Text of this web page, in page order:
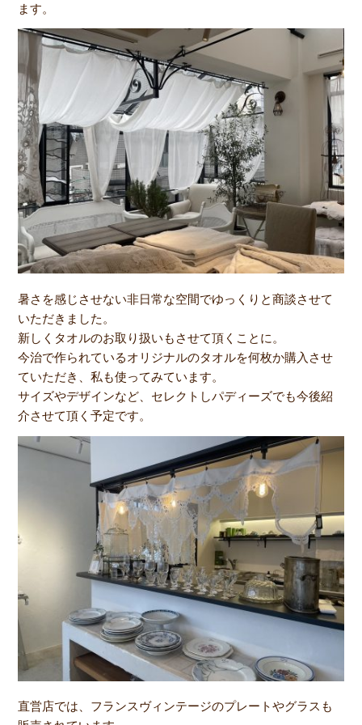
ます。
暑さを感じさせない非日常な空間でゆっくりと商談させて
いただきました。
新しくタオルのお取り扱いもさせて頂くことに。
今治で作られているオリジナルのタオルを何枚か購入させ
ていただき、私も使ってみています。
サイズやデザインなど、セレクトしパディーズでも今後紹
介させて頂く予定です。
直営店では、フランスヴィンテージのプレートやグラスも